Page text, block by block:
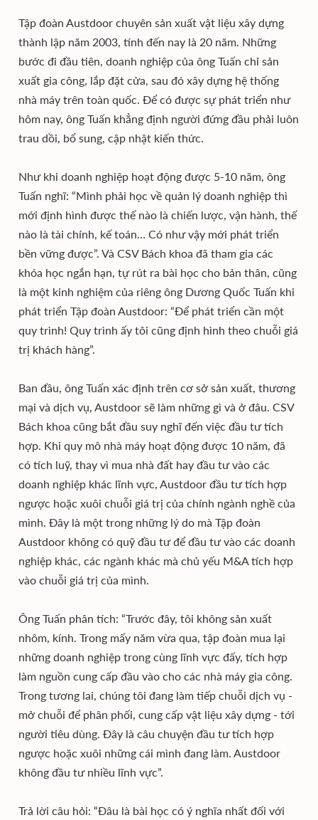
Tập đoàn Austdoor chuyên sản xuất vật liệu xây dựng
thành lập năm 2003, tính đến nay là 20 năm. Những
bước đi đầu tiên, doanh nghiệp của ông Tuấn chỉ sản
xuất gia công, lắp đặt cửa, sau đó xây dựng hệ thống
nhà máy trên toàn quốc. Để có được sự phát triển như
hôm nay, ông Tuấn khẳng định người đứng đầu phải luôn
trau dồi, bổ sung, cập nhật kiến thức.
Như khi doanh nghiệp hoạt động được 5-10 năm, ông
Tuấn nghĩ: “Mình phải học về quản lý doanh nghiệp thì
mới định hình được thế nào là chiến lược, vận hành, thế
nào là tài chính, kế toán… Có như vậy mới phát triển
bền vững được”. Và CSV Bách khoa đã tham gia các
khóa học ngắn hạn, tự rút ra bài học cho bản thân, cũng
là một kinh nghiệm của riêng ông Dương Quốc Tuấn khi
phát triển Tập đoàn Austdoor: “Để phát triển cần một
quy trình! Quy trình ấy tôi cũng định hình theo chuỗi giá
trị khách hàng”.
Ban đầu, ông Tuấn xác định trên cơ sở sản xuất, thương
mại và dịch vụ, Austdoor sẽ làm những gì và ở đâu. CSV
Bách khoa cũng bắt đầu suy nghĩ đến việc đầu tư tích
hợp. Khi quy mô nhà máy hoạt động được 10 năm, đã
có tích luỹ, thay vì mua nhà đất hay đầu tư vào các
doanh nghiệp khác lĩnh vực, Austdoor đầu tư tích hợp
ngược hoặc xuôi chuỗi giá trị của chính ngành nghề của
mình. Đây là một trong những lý do mà Tập đoàn
Austdoor không có quỹ đầu tư để đầu tư vào các doanh
nghiệp khác, các ngành khác mà chủ yếu M&A tích hợp
vào chuỗi giá trị của mình.
Ông Tuấn phân tích: “Trước đây, tôi không sản xuất
nhôm, kính. Trong mấy năm vừa qua, tập đoàn mua lại
những doanh nghiệp trong cùng lĩnh vực đấy, tích hợp
làm nguồn cung cấp đầu vào cho các nhà máy gia công.
Trong tương lai, chúng tôi đang làm tiếp chuỗi dịch vụ -
mở chuỗi để phân phối, cung cấp vật liệu xây dựng - tới
người tiêu dùng. Đây là câu chuyện đầu tư tích hợp
ngược hoặc xuôi những cái mình đang làm. Austdoor
không đầu tư nhiều lĩnh vực”.
Trả lời câu hỏi: “Đâu là bài học có ý nghĩa nhất đối với